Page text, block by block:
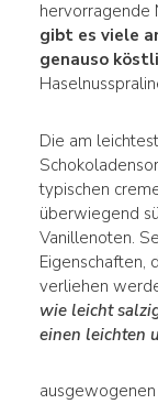
hervorragende
gibt es viele
genauso
Die am
typischen
überwiegend
Vanillenoten.
Eigenschaften,
verliehen
wie leicht
einen leichten